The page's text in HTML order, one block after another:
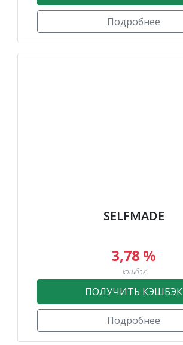
Подробнее
SELFMADE
3,78 %
кэшбэк
ПОЛУЧИТЬ КЭШБЭК
Подробнее